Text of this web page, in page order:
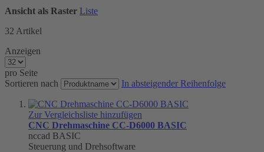
Ansicht als Raster Liste
32 Artikel
Anzeigen
pro Seite
Sortieren nach
In absteigender Reihenfolge
Zur Vergleichsliste hinzufügen
CNC Drehmaschine CC-D6000 BASIC
nccad BASIC
Steuerung und Drehsoftware